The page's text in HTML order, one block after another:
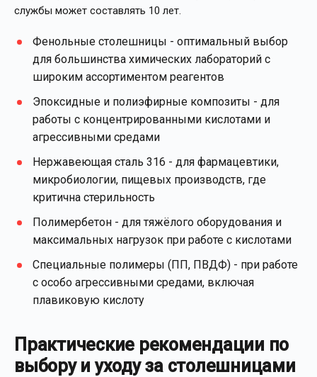
службы может составлять 10 лет.
Фенольные столешницы - оптимальный выбор
для большинства химических лабораторий с
широким ассортиментом реагентов
Эпоксидные и полиэфирные композиты - для
работы с концентрированными кислотами и
агрессивными средами
Нержавеющая сталь 316 - для фармацевтики,
микробиологии, пищевых производств, где
критична стерильность
Полимербетон - для тяжёлого оборудования и
максимальных нагрузок при работе с кислотами
Специальные полимеры (ПП, ПВДФ) - при работе
с особо агрессивными средами, включая
плавиковую кислоту
Практические рекомендации по
выбору и уходу за столешницами